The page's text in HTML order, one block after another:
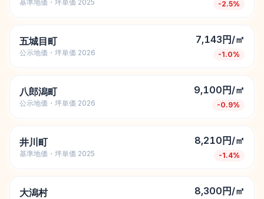
基準地価・坪単価 2025 -2.5%
五城目町
公示地価・坪単価 2026
7,143円/㎡
-1.0%
八郎潟町
公示地価・坪単価 2026
9,100円/㎡
-0.9%
井川町
基準地価・坪単価 2025
8,210円/㎡
-1.4%
大潟村 8,300円/㎡